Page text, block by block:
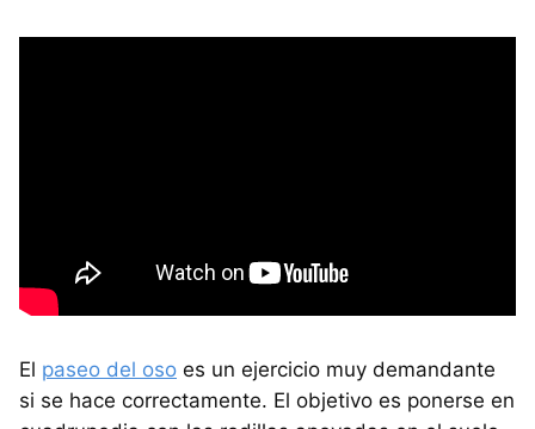
El paseo del oso es un ejercicio muy demandante
si se hace correctamente. El objetivo es ponerse en